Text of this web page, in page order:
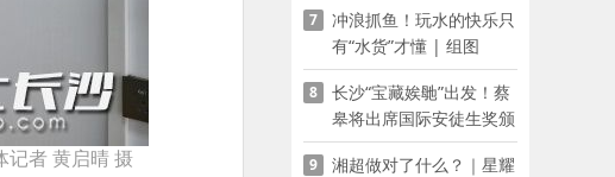
记者 黄启晴 摄
7
冲浪抓鱼！玩水的快乐只
有“水货”才懂 | 组图
8
长沙“宝藏娭毑”出发！蔡
皋将出席国际安徒生奖颁
奖典礼并领奖
9
湘超做对了什么？｜星耀